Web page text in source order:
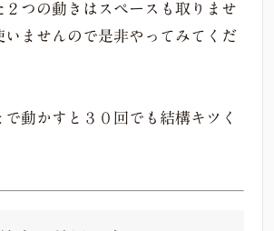
２つの動きはスペースも取りませ
いませんので是非やってみてくだ
で動かすと３０回でも結構キツく